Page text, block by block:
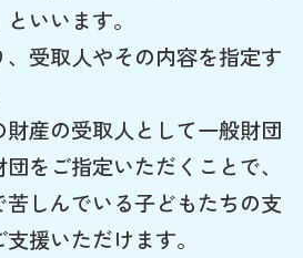
いいます。
受取人やその内容を指定す
産の受取人として一般財団
をご指定いただくことで、
苦しんでいる子どもたちの支
援いただけます。